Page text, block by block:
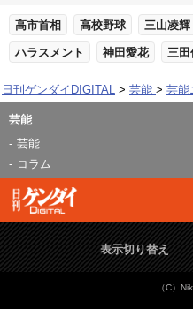
高市首相 高校野球 三山凌輝
ハラスメント 神田愛花 三田
日刊ゲンダイDIGITAL 芸能 芸能
芸能
芸能
コラム
表示切り替え
（C）